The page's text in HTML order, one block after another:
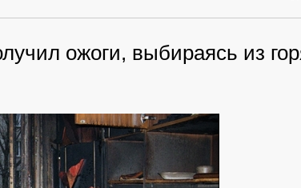
ожоги, выбираясь из